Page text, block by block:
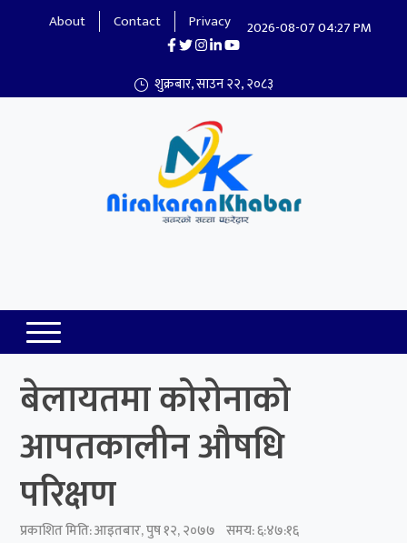
About Contact Privacy 2026-08-07 04:27 PM
शुक्रबार, साउन २२, २०८३
बेलायतमा क‍ोरोनाको
आपतकालीन औषधि
परिक्षण
प्रकाशित मिति:आइतबार, पुष १२, २०७७ समय: ६:४७:१६